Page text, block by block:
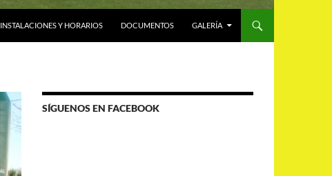
INSTALACIONES Y HORARIOS DOCUMENTOS GALERÍA
SÍGUENOS EN FACEBOOK